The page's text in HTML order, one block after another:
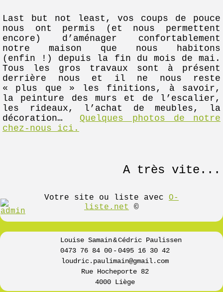
Last but not least, vos coups de pouce
nous ont permis (et nous permettent
encore) d’aménager confortablement
notre maison que nous habitons
(enfin !) depuis la fin du mois de mai.
Tous les gros travaux sont à présent
derrière nous et il ne nous reste
« plus que » les finitions, à savoir,
la peinture des murs et de l’escalier,
les rideaux, l’achat de meubles, la
décoration… Quelques photos de notre
chez-nous ici.
A très vite...
Votre site ou liste avec O-
liste.net
©
Louise Samain&Cédric Paulissen
0473 76 84 00 -0495 16 30 42
loudric.paulimain@gmail.com
Rue Hocheporte 82
4000 Liège